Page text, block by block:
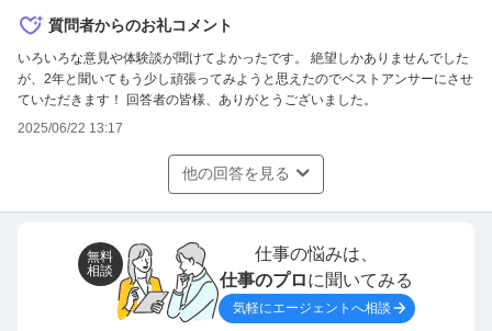
質問者からのお礼コメント
いろいろな意見や体験談が聞けてよかったです。 絶望しかありませんでした
が、2年と聞いてもう少し頑張ってみようと思えたのでベストアンサーにさせ
ていただきます！ 回答者の皆様、ありがとうございました。
2025/06/22 13:17
他の回答を見る
無料
相談
仕事の悩みは、
仕事のプロに聞いてみる
気軽にエージェントへ相談